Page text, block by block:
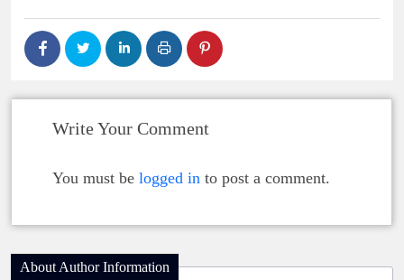
Write Your Comment
You must be logged in to post a comment.
About Author Information